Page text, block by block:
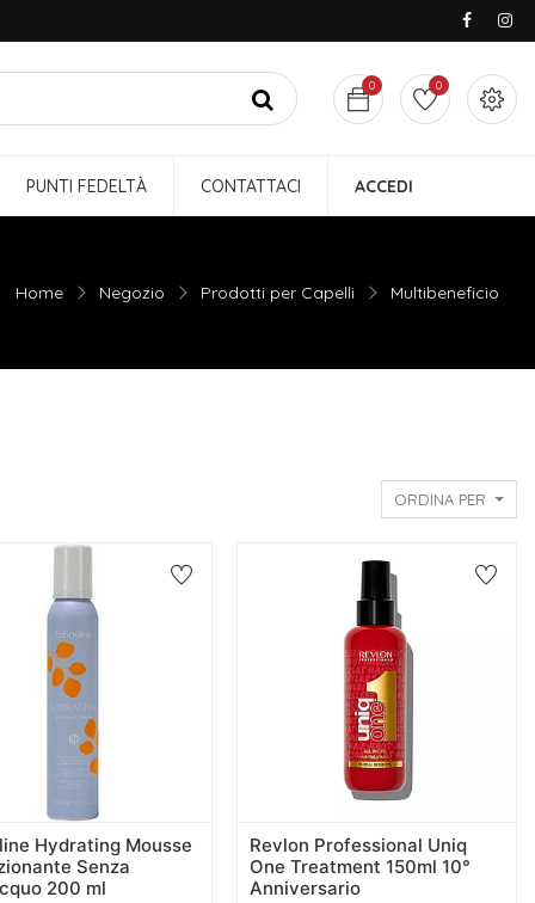
0 0
PUNTI FEDELTÀ CONTATTACI ACCEDI
Home Negozio Prodotti per Capelli Multibeneficio
ORDINA PER
Hydrating Mousse
Senza
200 ml
Revlon Professional Uniq
One Treatment 150ml 10°
Anniversario